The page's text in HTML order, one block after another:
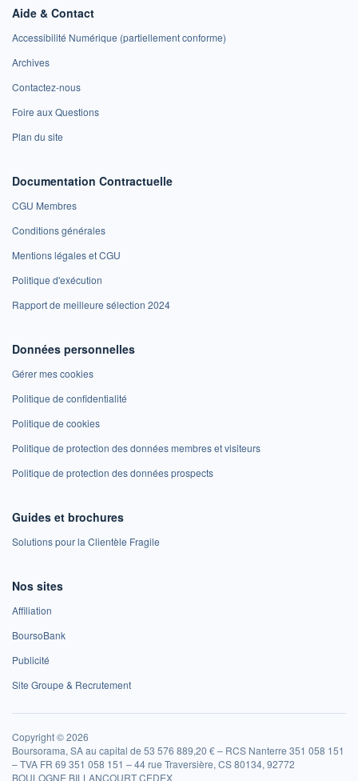
Aide & Contact
Accessibilité Numérique (partiellement conforme)
Archives
Contactez-nous
Foire aux Questions
Plan du site
Documentation Contractuelle
CGU Membres
Conditions générales
Mentions légales et CGU
Politique d'exécution
Rapport de meilleure sélection 2024
Données personnelles
Gérer mes cookies
Politique de confidentialité
Politique de cookies
Politique de protection des données membres et visiteurs
Politique de protection des données prospects
Guides et brochures
Solutions pour la Clientèle Fragile
Nos sites
Affiliation
BoursoBank
Publicité
Site Groupe & Recrutement
Copyright © 2026
Boursorama, SA au capital de 53 576 889,20 € – RCS Nanterre 351 058 151
– TVA FR 69 351 058 151 – 44 rue Traversière, CS 80134, 92772
BOULOGNE BILLANCOURT CEDEX